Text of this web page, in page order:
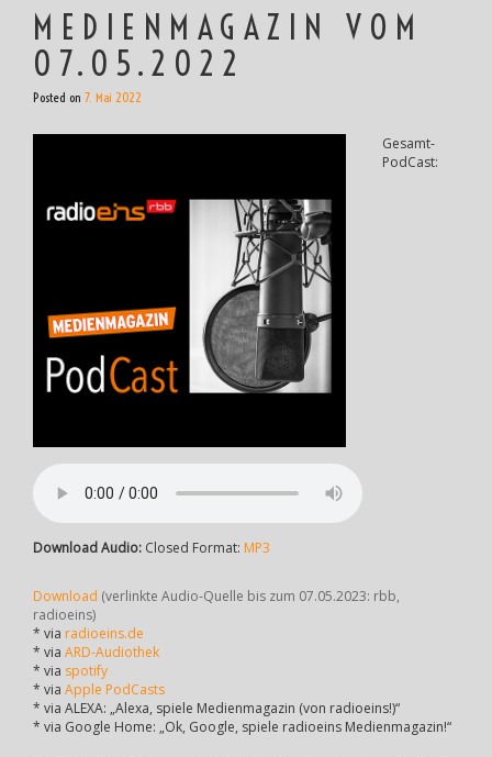
MEDIENMAGAZIN VOM
07.05.2022
Posted on 7. Mai 2022
Gesamt-
PodCast:
Download Audio: Closed Format: MP3
Download (verlinkte Audio-Quelle bis zum 07.05.2023: rbb,
radioeins)
* via radioeins.de
* via ARD-Audiothek
* via spotify
* via Apple PodCasts
* via ALEXA: „Alexa, spiele Medienmagazin (von radioeins!)“
* via Google Home: „Ok, Google, spiele radioeins Medienmagazin!“